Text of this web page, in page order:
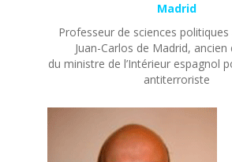
Madrid
Professeur de sciences politiques
Juan-Carlos de Madrid, ancien
du ministre de l’Intérieur espagnol
antiterroriste